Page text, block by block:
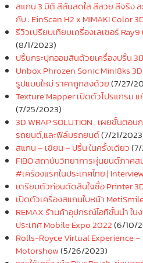
สแกน 3 มิติ สีสันสดใส สีสวย สีจริง
กับ : EinScan H2 x MIMAKI Color
รีวิวเปรียบเทียบเครื่องเลเซอร์
(8/1/2023)
ปริ้นกระปุกออมสินด้วยเครื่องปริ้น 3
Unbox Phrozen Sonic Mini8ks
รูปแบบใหม่ ราคาถูกลงด้วย(7/27/
Texture Mapper เปิดตัวโปรแกรม
(7/25/2023)
3D WRAP SOLUTION : เผยขั้นต
รถยนต์,และฟิล์มรถยนต์(7/21/
สแกน – เขียน – ปริ้น ในครั้งเดียว
FIBO สถาบันวิทยาการหุ่นยนต์ภาค
#เครื่องแรกในประเทศไทย |
เตรียมตัวก่อนตัดสินใจซื้อ Printer
เปิดตัวเครื่องสแกนใบหน้า
REMAX ร้านค้าอุปกรณ์ไอทีชั้นนำ ใ
ประเทศ Mobile Expo 2022(6/10/
Rolls-Royce Virtual Experience
Motorshow(5/26/2023)